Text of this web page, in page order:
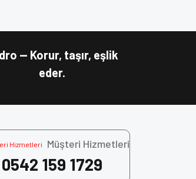
— Korur, taşır, eşlik
eder.
Müşteri Hizmetleri
0542 159 1729